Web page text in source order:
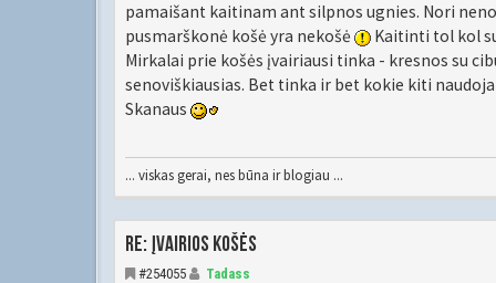
pamaišant kaitinam ant silpnos ugnies. Nori
pusmarškonė košė yra nekošė
Kaitinti tol kol
Mirkalai prie košės įvairiausi tinka - kresnos su
senoviškiausias. Bet tinka ir bet kokie kiti
Skanaus
... viskas gerai, nes būna ir blogiau ...
Re: Įvairios košės
#254055
Tadass